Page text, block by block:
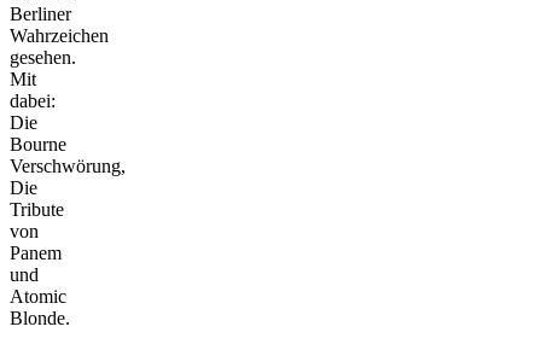
Berliner
Wahrzeichen
gesehen.
Mit
dabei:
Die
Bourne
Verschwörung,
Die
Tribute
von
Panem
und
Atomic
Blonde.